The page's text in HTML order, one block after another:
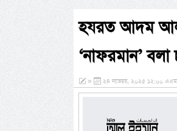
হযরত আদম
‘নাফরমান’
» ২৪ নভেম্বর, ২০২৫ ১২:০০